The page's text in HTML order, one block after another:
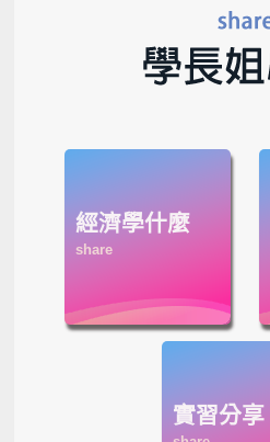
經濟學什麼
實習分享